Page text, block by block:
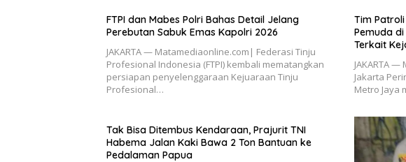
FTPI dan Mabes Polri Bahas Detail Jelang
Perebutan Sabuk Emas Kapolri 2026
JAKARTA — Matamediaonline.com| Federasi Tinju
Profesional Indonesia (FTPI) kembali mematangkan
persiapan penyelenggaraan Kejuaraan Tinju
Profesional…
Tim
Pemuda
Terkait
JAKARTA
Jakarta
Metro Jaya
Tak Bisa Ditembus Kendaraan, Prajurit TNI
Habema Jalan Kaki Bawa 2 Ton Bantuan ke
Pedalaman Papua